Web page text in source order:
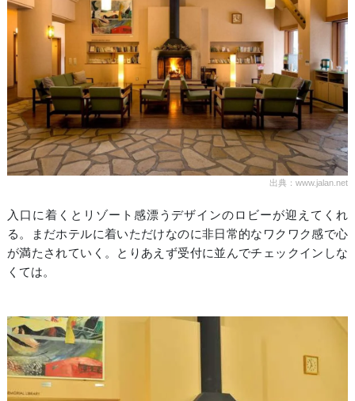
出典：www.jalan.net
入口に着くとリゾート感漂うデザインのロビーが迎えてくれ
る。まだホテルに着いただけなのに非日常的なワクワク感で心
が満たされていく。とりあえず受付に並んでチェックインしな
くては。